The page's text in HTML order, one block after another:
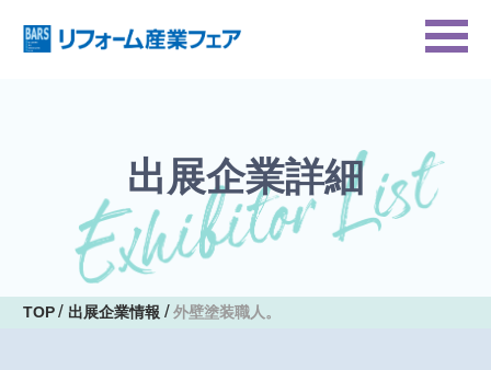
出展企業詳細
TOP 出展企業情報 外壁塗装職人。